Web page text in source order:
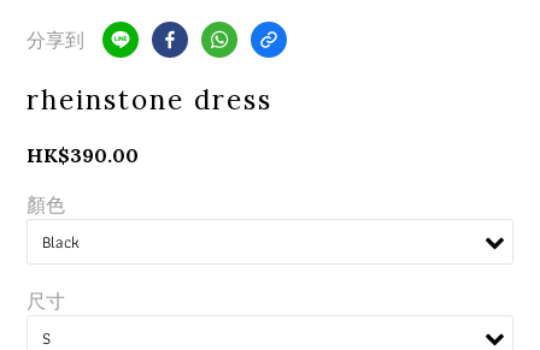
登記成為會員並購買正價貨品$1200立即成為Maxi VIP
並即時享有全單VIP折扣.#請參閱購物流程#
分享到
rheinstone dress
HK$390.00
顏色
尺寸